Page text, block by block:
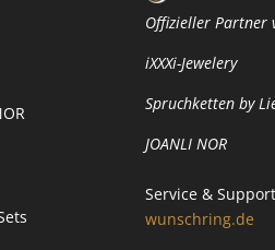
Offizieller Partner
iXXXi-Jewelery
Spruchketten by
JOANLI NOR
Service &
wunschring.de